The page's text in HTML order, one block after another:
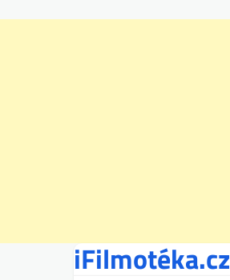
iFilmotéka.cz